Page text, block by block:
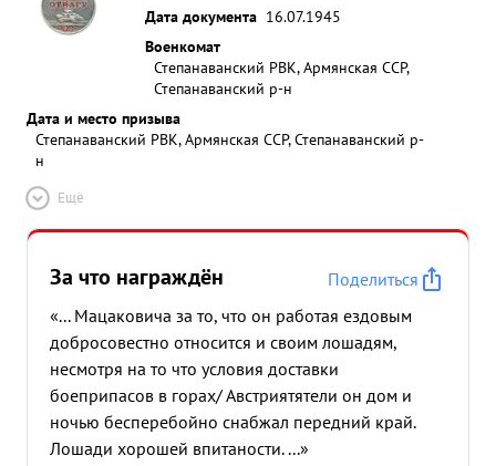
Дата документа 16.07.1945
Военкомат
Степанаванский РВК, Армянская ССР,
Степанаванский р-н
Дата и место призыва
Степанаванский РВК, Армянская ССР, Степанаванский р-
н
Ещё
За что награждён
Поделиться
«... Мацаковича за то, что он работая ездовым
добросовестно относится и своим лошадям,
несмотря на то что условия доставки
боеприпасов в горах/ Австриятятели он дом и
ночью бесперебойно снабжал передний край.
Лошади хорошей впитаности. ...»